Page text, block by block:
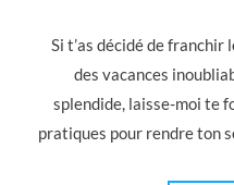
Si t’as décidé de franchir
des vacances
splendide, laisse-moi te
pratiques pour rendre ton